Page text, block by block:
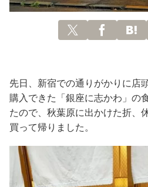
先日、新宿での通りがかりに店
購入できた「銀座に志かわ」の
たので、秋葉原に出かけた折、
買って帰りました。